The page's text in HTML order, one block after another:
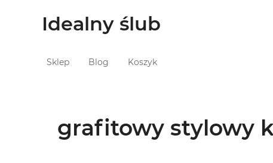
Idealny ślub
Sklep Blog Koszyk
grafitowy stylowy